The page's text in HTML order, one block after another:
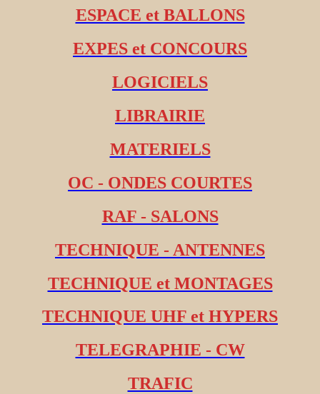
ESPACE et BALLONS
EXPES et CONCOURS
LOGICIELS
LIBRAIRIE
MATERIELS
OC - ONDES COURTES
RAF - SALONS
TECHNIQUE - ANTENNES
TECHNIQUE et MONTAGES
TECHNIQUE UHF et HYPERS
TELEGRAPHIE - CW
TRAFIC